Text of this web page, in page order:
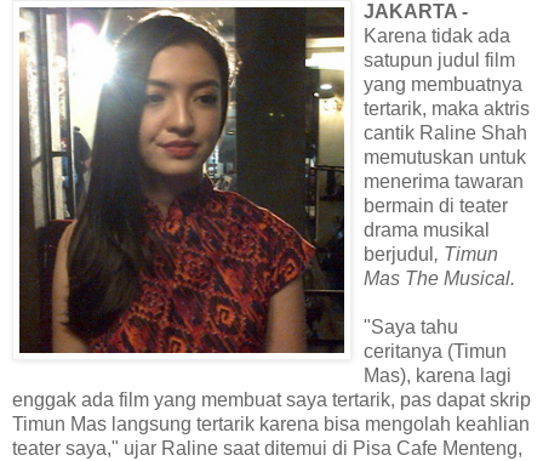
JAKARTA -
Karena tidak ada
satupun judul film
yang membuatnya
tertarik, maka aktris
cantik Raline Shah
memutuskan untuk
menerima tawaran
bermain di teater
drama musikal
berjudul , Timun
Mas The Musical.
"Saya tahu
ceritanya (Timun
Mas), karena lagi
enggak ada film yang membuat saya tertarik, pas dapat skrip
Timun Mas langsung tertarik karena bisa mengolah keahlian
teater saya," ujar Raline saat ditemui di Pisa Cafe Menteng,